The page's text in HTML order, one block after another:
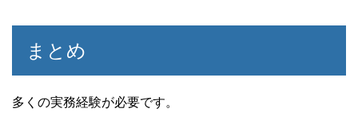
まとめ
多くの実務経験が必要です。